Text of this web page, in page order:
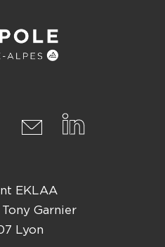
EKLAA
Garnier
Lyon